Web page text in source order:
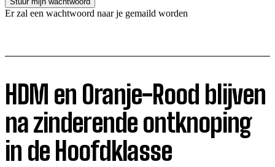
Er zal een wachtwoord naar je gemaild worden
HDM en Oranje-Rood blijven
na zinderende ontknoping
in de Hoofdklasse